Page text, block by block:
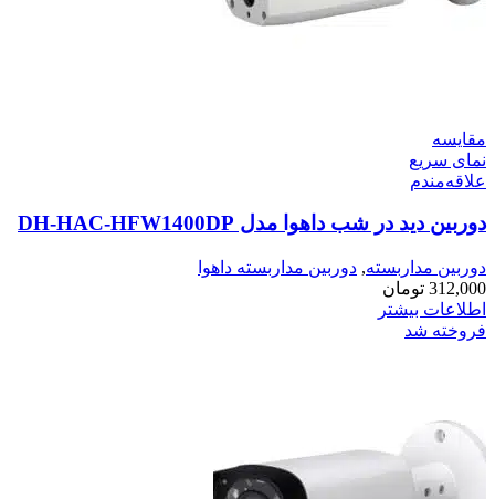
مقایسه
نمای سریع
علاقه‌مندم
دوربین دید در شب داهوا مدل DH-HAC-HFW1400DP
دوربین مداربسته, دوربین مداربسته داهوا
312,000 تومان
اطلاعات بیشتر
فروخته شد